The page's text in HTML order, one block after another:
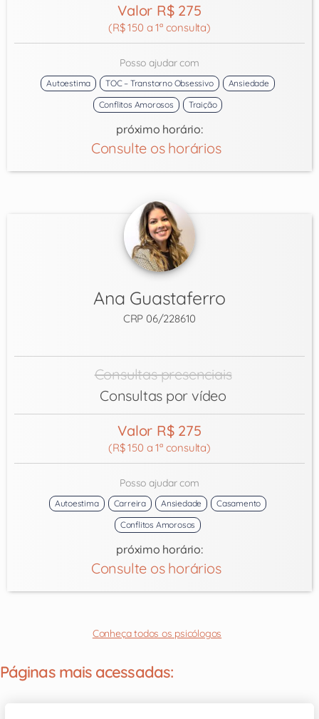
Valor R$ 275
(R$ 150 a 1ª consulta)
Posso ajudar com
Autoestima TOC – Transtorno Obsessivo
Ansiedade
Conflitos Amorosos
Traição
próximo horário:
Consulte os horários
Ana Guastaferro
CRP 06/228610
Consultas presenciais
Consultas por vídeo
Valor R$ 275
(R$ 150 a 1ª consulta)
Posso ajudar com
Autoestima Carreira Ansiedade
Casamento
Conflitos Amorosos
próximo horário:
Consulte os horários
Conheça todos os psicólogos
Páginas mais acessadas: